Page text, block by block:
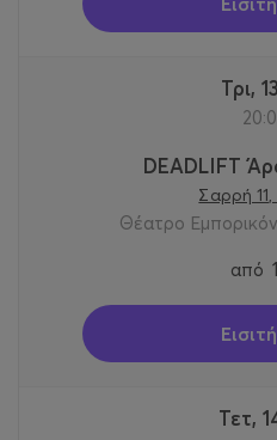
Τρι,
DEADLIFT
Σαρρή
Θέατρο
από
Τετ,